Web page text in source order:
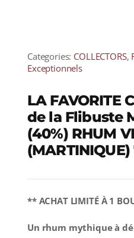
Categories: COLLECTORS,
Exceptionnels
LA FAVORITE
de la Flibuste
(40%) RHUM
** ACHAT LIMITÉ À 1
Un rhum mythique à